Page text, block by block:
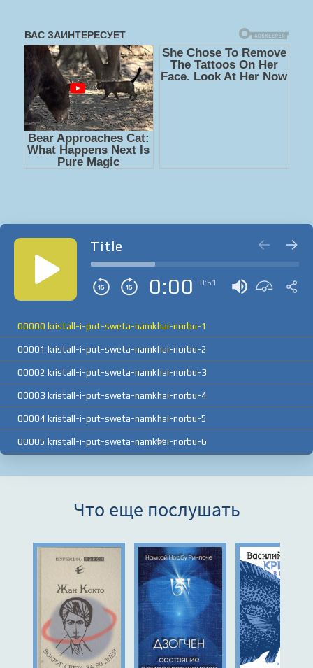
Title
0:00 0:51
00000 kristall-i-put-sweta-namkhai-norbu-1
00001 kristall-i-put-sweta-namkhai-norbu-2
00002 kristall-i-put-sweta-namkhai-norbu-3
00003 kristall-i-put-sweta-namkhai-norbu-4
00004 kristall-i-put-sweta-namkhai-norbu-5
00005 kristall-i-put-sweta-namkhai-norbu-6
00008 kristall-i-put-sweta-namkhai-norbu-9
00010 kristall-i-put-sweta-namkhai-norbu-11
00011 kristall-i-put-sweta-namkhai-norbu-12
00012 kristall-i-put-sweta-namkhai-norbu-13
00013 kristall-i-put-sweta-namkhai-norbu-14
00014 kristall-i-put-sweta-namkhai-norbu-15
Что еще послушать